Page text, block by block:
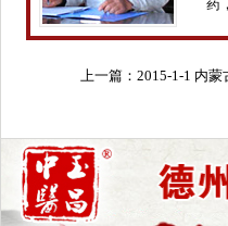
药
上一篇： 2015-1-1 内蒙